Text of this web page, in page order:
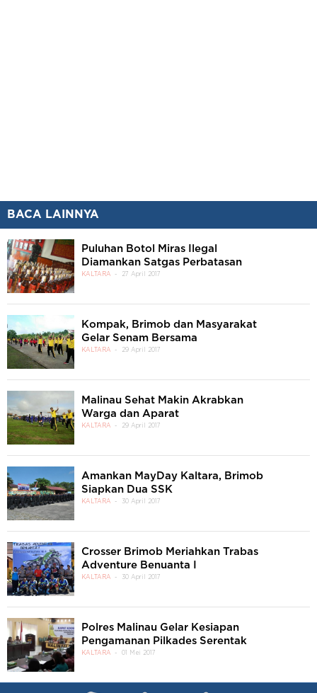
BACA LAINNYA
Puluhan Botol Miras Ilegal
Diamankan Satgas Perbatasan
KALTARA 27 April 2017
Kompak, Brimob dan Masyarakat
Gelar Senam Bersama
KALTARA 29 April 2017
Malinau Sehat Makin Akrabkan
Warga dan Aparat
KALTARA 29 April 2017
Amankan MayDay Kaltara, Brimob
Siapkan Dua SSK
KALTARA 30 April 2017
Crosser Brimob Meriahkan Trabas
Adventure Benuanta I
KALTARA 30 April 2017
Polres Malinau Gelar Kesiapan
Pengamanan Pilkades Serentak
KALTARA 01 Mei 2017